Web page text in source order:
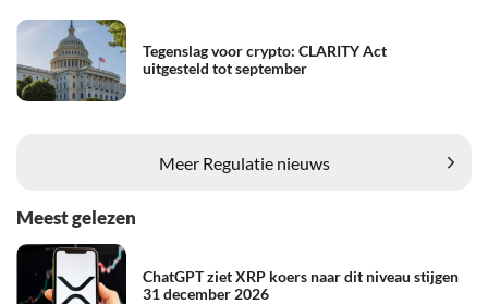
Tegenslag voor crypto: CLARITY Act
uitgesteld tot september
Meer Regulatie nieuws
Meest gelezen
ChatGPT ziet XRP koers naar dit niveau stijgen
31 december 2026